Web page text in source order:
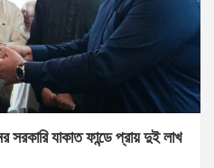
সরকারি যাকাত ফান্ডে প্রায় দুই লাখ